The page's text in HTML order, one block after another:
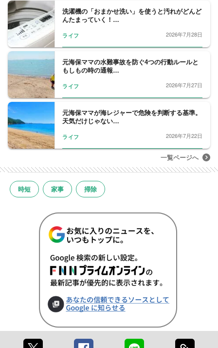
洗濯機の「おまかせ洗い」を使うと汚れがどんど
んたまっていく！…
ライフ 2026年7月28日
元海保ママの水難事故を防ぐ4つの行動ルールと
もしもの時の通報…
ライフ 2026年7月27日
元海保ママが海レジャーで危険を判断する基準。
天気だけじゃない…
ライフ 2026年7月22日
一覧ページへ
時短 家事 掃除